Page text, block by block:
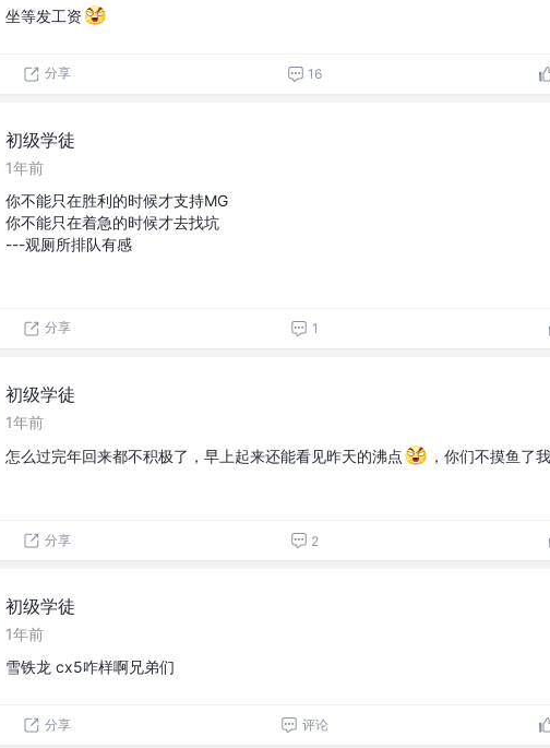
坐等发工资
分享 16
初级学徒
1年前
你不能只在胜利的时候才支持MG
你不能只在着急的时候才去找坑
---观厕所排队有感
分享 1
初级学徒
1年前
怎么过完年回来都不积极了，早上起来还能看见昨天的沸点
，你们不摸鱼了
分享 2
初级学徒
1年前
雪铁龙 cx5咋样啊兄弟们
分享 评论